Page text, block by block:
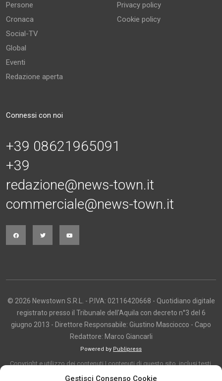
Gestisci Consenso Cookie
Persone
Cronaca
Social-TV
Global
Eventi
Redazione aperta
Privacy policy
Cookie policy
Connessi con noi
+39 08621965091
+39
redazione@news-town.it
commerciale@news-town.it
© 2026 Newstown S.R.L. - P.IVA: 02116420668 - Quotidiano digitale
registrato presso il Tribunale dell'Aquila con decreto n°3 del 6
giugno 2013 - Direttore Responsabile: Giustino Masciocco - Capo
Redattore: Marco Giancarli
Powered by Publipress
Copyright e utilizzo dei contenuti I contenuti di questo sito, inclusi testi,
articoli, immagini, fotografie, video e grafica, sono protetti da copyright e